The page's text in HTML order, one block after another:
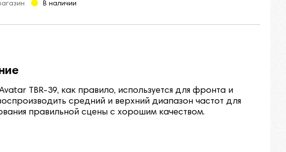
В наличии
TBR-39​, как правило, используется для фронта и
средний и верхний диапазон частот для
правильной сцены с хорошим качеством.​